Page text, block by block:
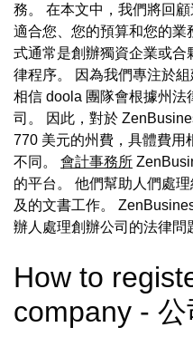
務。 在本文中，我們將回
適合您、您的預算和您的業
式通常是創辦獨資企業或
律程序。 因為我們專注於
相信 doola 團隊會根據州
司。 因此，對於
770 美元的州費，具體費用
不同。 會計事務所
的平台。 他們幫助人們處
及的文書工作。
辦人處理創辦公司的法律問
How to
company -